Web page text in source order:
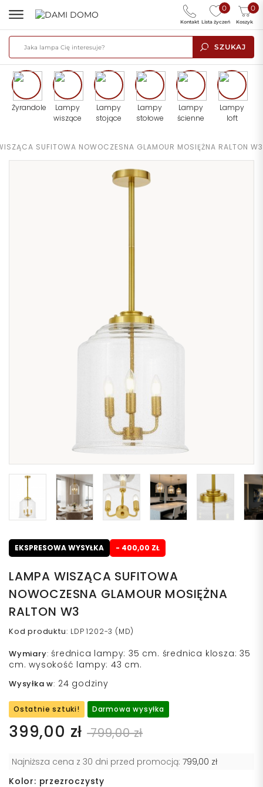
SZUKAJ
0
Lista życzeń
0
Koszyk
Kontakt
Żyrandole
Lampy
wiszące
Lampy
stojące
Lampy
stołowe
Lampy
ścienne
Lampy
loft
SUFITOWA NOWOCZESNA GLAMOUR MOSIĘŻNA RALTON W3
EKSPRESOWA WYSYŁKA - 400,00 ZŁ
LAMPA WISZĄCA SUFITOWA
NOWOCZESNA GLAMOUR MOSIĘŻNA
RALTON W3
Kod produktu: LDP 1202-3 (MD)
Wymiary: średnica lampy: 35 cm. średnica klosza: 35
cm. wysokość lampy: 43 cm.
Wysyłka w: 24 godziny
Ostatnie sztuki! Darmowa wysyłka
399,00 zł 799,00 zł
Najniższa cena z 30 dni przed promocją: 799,00 zł
Kolor: przezroczysty